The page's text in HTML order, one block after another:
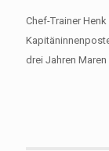
Chef-Trainer
drei Jahren